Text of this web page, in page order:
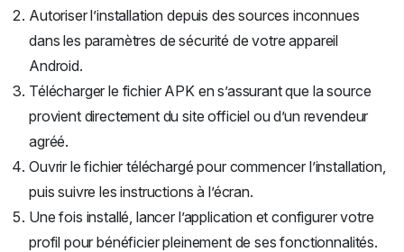
Autoriser l’installation depuis des sources inconnues
dans les paramètres de sécurité de votre appareil
Android.
Télécharger le fichier APK en s’assurant que la source
provient directement du site officiel ou d’un revendeur
agréé.
Ouvrir le fichier téléchargé pour commencer l’installation,
puis suivre les instructions à l’écran.
Une fois installé, lancer l’application et configurer votre
profil pour bénéficier pleinement de ses fonctionnalités.